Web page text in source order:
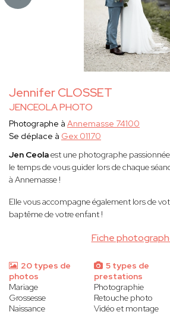
Jennifer CLOSSET
JENCEOLA PHOTO
Fiche
Photographe à Annemasse 74100
Se déplace à Gex 01170
Jen Ceolaest une photographe
le temps de vous guider lors de chaque
à Annemasse !
Elle vous accompagne également lors de
baptême de votre enfant !
20 types de
photos
Mariage
Grossesse
Naissance
5 types de
prestations
Photographie
Retouche photo
Vidéo et montage